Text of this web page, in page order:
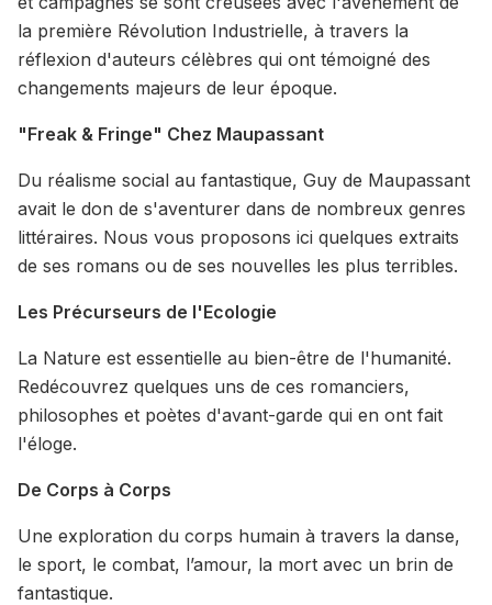
la première Révolution Industrielle, à travers la
réflexion d'auteurs célèbres qui ont témoigné des
changements majeurs de leur époque.
"Freak & Fringe" Chez Maupassant
Du réalisme social au fantastique, Guy de Maupassant
avait le don de s'aventurer dans de nombreux genres
littéraires. Nous vous proposons ici quelques extraits
de ses romans ou de ses nouvelles les plus terribles.
Les Précurseurs de l'Ecologie
La Nature est essentielle au bien-être de l'humanité.
Redécouvrez quelques uns de ces romanciers,
philosophes et poètes d'avant-garde qui en ont fait
l'éloge.
De Corps à Corps
Une exploration du corps humain à travers la danse,
le sport, le combat, l’amour, la mort avec un brin de
fantastique.